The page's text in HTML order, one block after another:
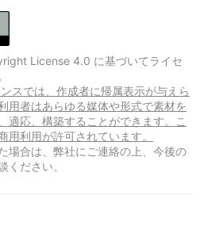
License 4.0 に基づいてライセ
スでは、作成者に帰属表示が与えら
用者はあらゆる媒体や形式で素材を
適応、構築することができます。こ
用利用が許可されています。
場合は、弊社にご連絡の上、今後の
ください。